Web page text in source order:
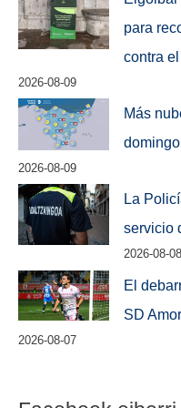
para
contra
2026-08-09
Más
domingo
2026-08-09
La
servicio
2026-08-08
El
SD
2026-08-07